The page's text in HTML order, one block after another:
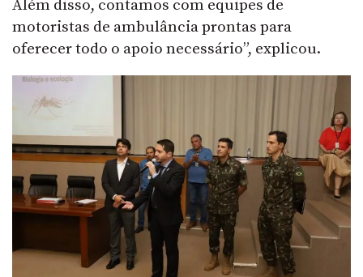
Além disso, contamos com equipes de
motoristas de ambulância prontas para
oferecer todo o apoio necessário”, explicou.